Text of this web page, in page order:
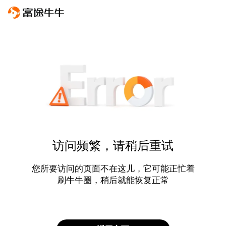
访问频繁，请稍后重试
您所要访问的页面不在这儿，它可能正忙着
刷牛牛圈，稍后就能恢复正常